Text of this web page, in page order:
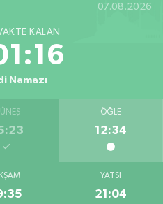
07.08.2026
KALAN
Namazı
ÖĞLE
12:34
YATSI
21:04